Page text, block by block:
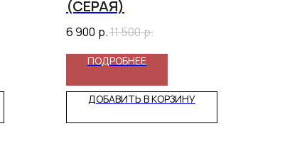
(СЕРАЯ)
6 900 р.11 500р.
ПОДРОБНЕЕ
ДОБАВИТЬ В КОРЗИНУ